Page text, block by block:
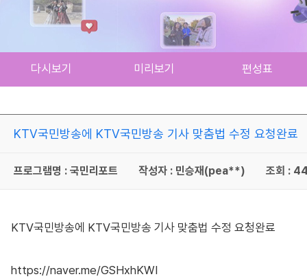
다시보기 미리보기 편성표
KTV국민방송에 KTV국민방송 기사 맞춤법 수정 요청완료
프로그램명 : 국민리포트 작성자 : 민승재(pea**) 조회 :
KTV국민방송에 KTV국민방송 기사 맞춤법 수정 요청완료
https://naver.me/GSHxhKWI